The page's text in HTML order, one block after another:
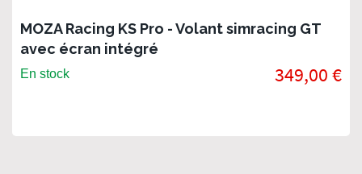
MOZA Racing KS Pro - Volant simracing GT
avec écran intégré
En stock 349,00 €